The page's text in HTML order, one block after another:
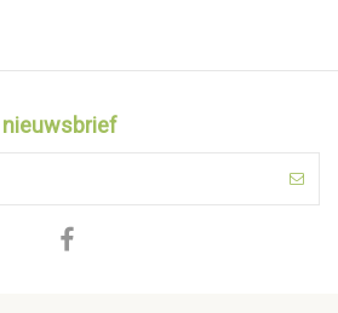
4 (3 kleine, 1 grote)